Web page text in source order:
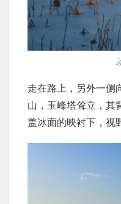
走在路上，另外一侧
山，玉峰塔耸立，其
盖冰面的映衬下，视